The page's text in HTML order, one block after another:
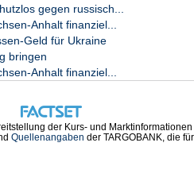
gegen russisch...
Anhalt finanziel...
Geld für Ukraine
bringen
Anhalt finanziel...
der Kurs- und
Quellenangaben der TARGOBANK, die